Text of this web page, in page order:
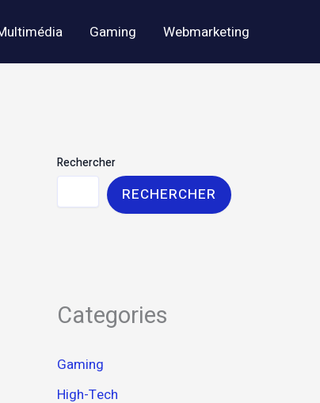
Gaming Webmarketing
Rechercher
RECHERCHER
Categories
Gaming
High-Tech